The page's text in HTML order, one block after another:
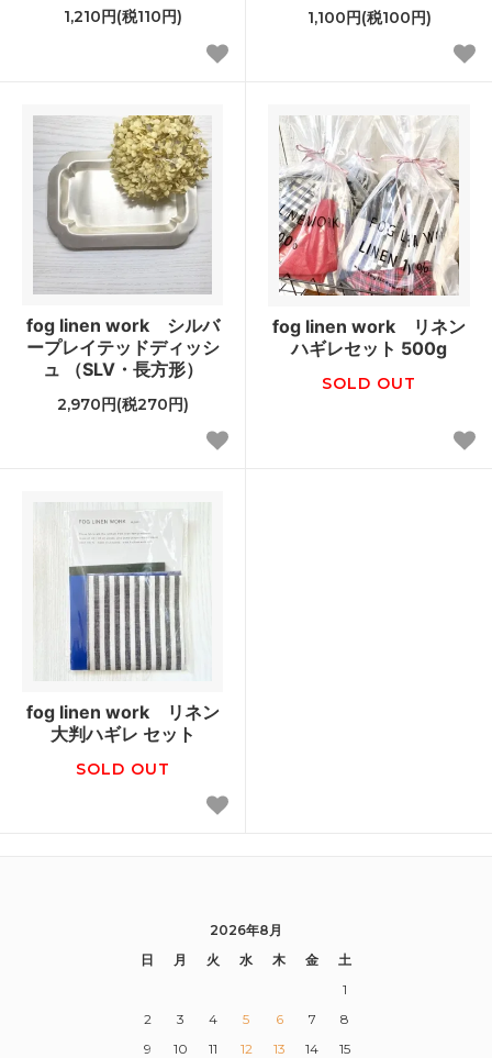
1,210円(税110円) 1,100円(税100円)
fog linen work シルバ
ープレイテッドディッシ
ュ （SLV・長方形）
2,970円(税270円)
fog linen work リネン
ハギレセット 500g
SOLD OUT
fog linen work リネン
大判ハギレ セット
SOLD OUT
2026年8月
日
月 火 水 木 金
土
1
2
3 4 5 6 7
8
9
10 11 12 13 14
15